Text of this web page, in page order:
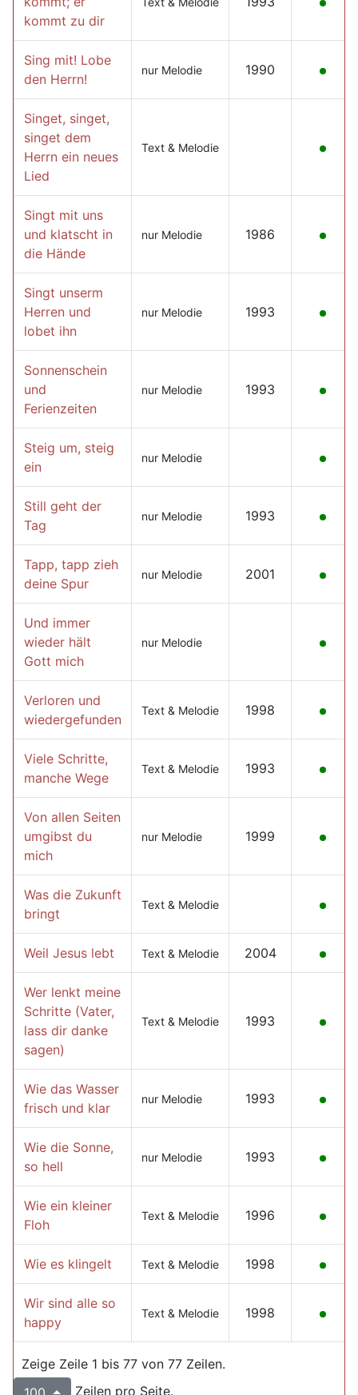
kommt zu dir
Sing mit! Lobe
den Herrn!
nur Melodie 1990
Singet, singet,
singet dem
Herrn ein neues
Lied
Text & Melodie
Singt mit uns
und klatscht in
die Hände
nur Melodie 1986
Singt unserm
Herren und
lobet ihn
nur Melodie 1993
Sonnenschein
und
Ferienzeiten
nur Melodie 1993
Steig um, steig
ein
nur Melodie
Still geht der
Tag
nur Melodie 1993
Tapp, tapp zieh
deine Spur
nur Melodie 2001
Und immer
wieder hält
Gott mich
nur Melodie
Verloren und
wiedergefunden
Text & Melodie 1998
Viele Schritte,
manche Wege
Text & Melodie 1993
Von allen Seiten
umgibst du
mich
nur Melodie 1999
Was die Zukunft
bringt
Text & Melodie
Weil Jesus lebt Text & Melodie 2004
Wer lenkt meine
Schritte (Vater,
lass dir danke
sagen)
Text & Melodie 1993
Wie das Wasser
frisch und klar
nur Melodie 1993
Wie die Sonne,
so hell
nur Melodie 1993
Wie ein kleiner
Floh
Text & Melodie 1996
Wie es klingelt Text & Melodie 1998
Wir sind alle so
happy
Text & Melodie 1998
Zeige Zeile 1 bis 77 von 77 Zeilen.
Zeilen pro Seite.